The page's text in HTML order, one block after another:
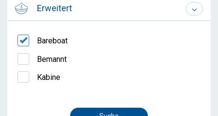
Erweitert
Bareboat
Bemannt
Kabine